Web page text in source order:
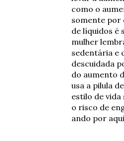
como o
somente por
de líquidos é
mulher
sedentária e
descuidada
do aumento
usa a pilula
estilo de
o risco de
ando por